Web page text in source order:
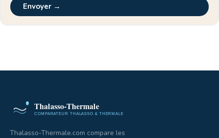
Envoyer →
Thalasso-Thermale.com compare les